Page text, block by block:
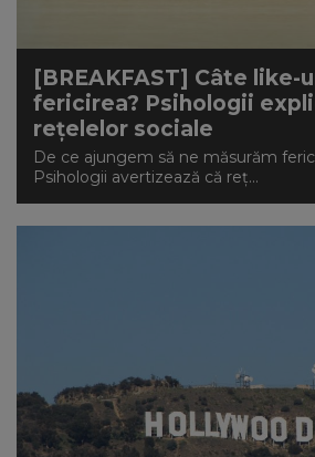
[BREAKFAST] Câte like-
fericirea? Psihologii
rețelelor sociale
De ce ajungem să ne măsurăm
Psihologii avertizează că reț...